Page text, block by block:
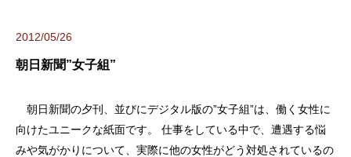
2012/05/26
朝日新聞”女子組”
朝日新聞の夕刊、並びにデジタル版の”女子組”は、働く女性に
向けたユニークな紙面です。 仕事をしている中で、遭遇する悩
みや気がかりについて、実際に他の女性がどう対処されているの